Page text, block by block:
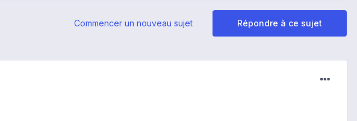
Répondre à ce sujet
Commencer un nouveau sujet